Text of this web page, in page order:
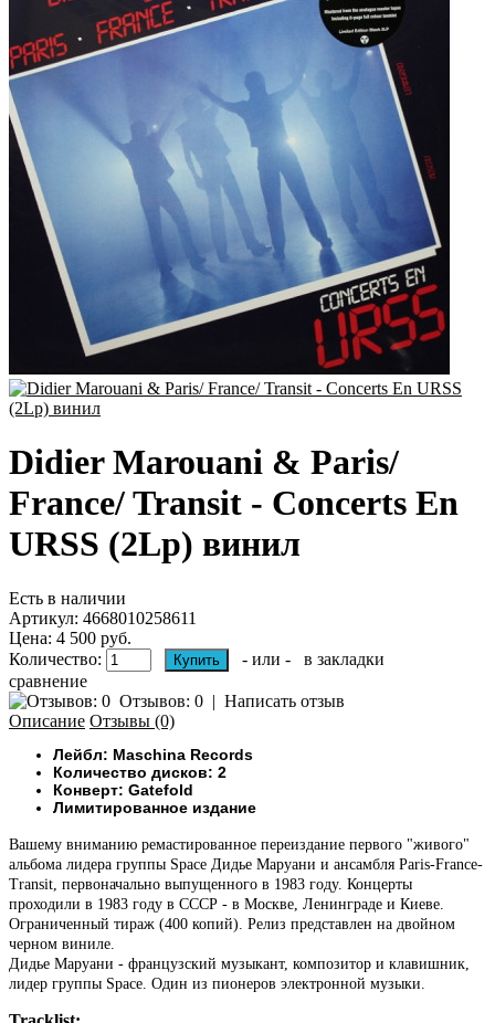
Didier Marouani & Paris/
France/ Transit - Concerts En
URSS (2Lp) винил
Есть в наличии
Артикул: 4668010258611
Цена: 4 500 руб.
Количество:
- или -
в закладки
сравнение
Отзывов: 0 | Написать отзыв
Описание Отзывы (0)
Лейбл: Maschina Records
Количество дисков: 2
Конверт: Gatefold
Лимитированное издание
Вашему вниманию ремастированное переиздание первого "живого"
альбома лидера группы Space Дидье Маруани и ансамбля Paris-France-
Transit, первоначально выпущенного в 1983 году. Концерты
проходили в 1983 году в СССР - в Москве, Ленинграде и Киеве.
Ограниченный тираж (400 копий). Релиз представлен на двойном
черном виниле.
Дидье Маруани - французский музыкант, композитор и клавишник,
лидер группы Space. Один из пионеров электронной музыки.